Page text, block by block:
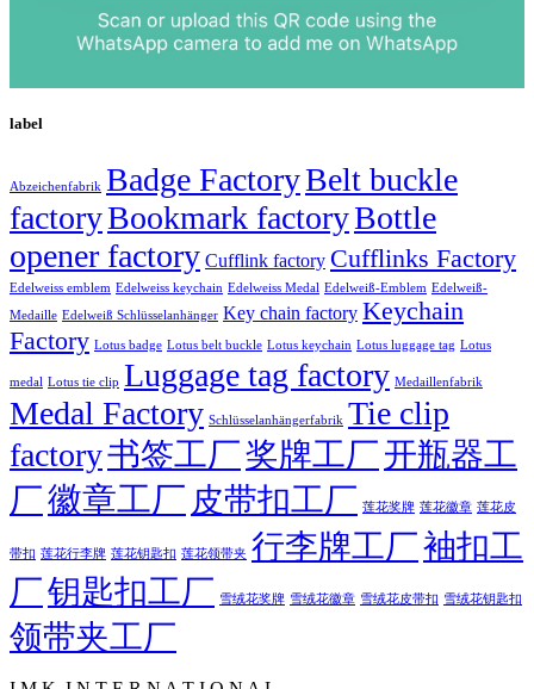
label
Abzeichenfabrik Badge FactoryBelt buckle
factoryBookmark factoryBottle
opener factory Cufflink factory Cufflinks Factory
Edelweiss emblem Edelweiss keychain Edelweiss Medal Edelweiß-Emblem Edelweiß-
Medaille Edelweiß Schlüsselanhänger Key chain factory Keychain
Factory Lotus badge Lotus belt buckle Lotus keychain Lotus luggage tag Lotus
medal Lotus tie clip Luggage tag factory Medaillenfabrik
Medal Factory Schlüsselanhängerfabrik Tie clip
factory书签工厂奖牌工厂开瓶器工
厂徽章工厂 皮带扣工厂 莲花奖牌 莲花徽章 莲花皮
带扣 莲花行李牌 莲花钥匙扣 莲花领带夹 行李牌工厂袖扣工
厂钥匙扣工厂 雪绒花奖牌 雪绒花徽章 雪绒花皮带扣 雪绒花钥匙扣
领带夹工厂